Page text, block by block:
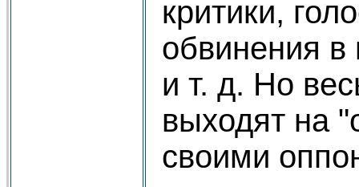
критики,
обвинения в
и т. д. Но
выходят на
своими